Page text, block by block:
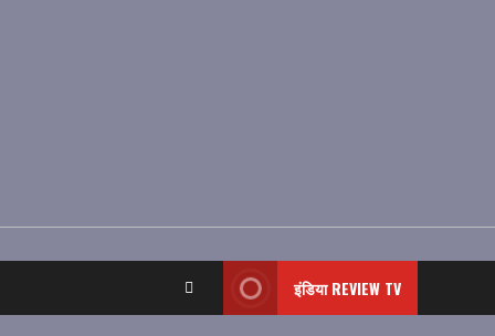
इंडिया REVIEW TV